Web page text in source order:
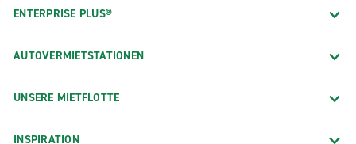
ENTERPRISE PLUS®
AUTOVERMIETSTATIONEN
UNSERE MIETFLOTTE
INSPIRATION